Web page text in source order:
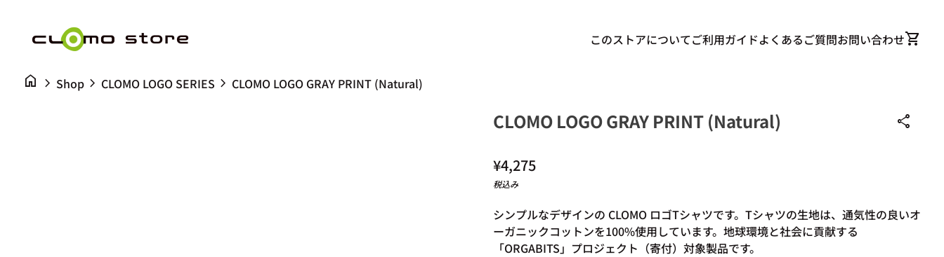
このストアについてご利用ガイドよくあるご質問お問い合わせカート
shopping_cart
home chevron_right Shop chevron_right CLOMO LOGO SERIES chevron_right CLOMO LOGO GRAY PRINT (Natural)
CLOMO LOGO GRAY PRINT (Natural) share
通常価格
¥4,275
税込み
シンプルなデザインの CLOMO ロゴTシャツです。Tシャツの生地は、通気性の良いオ
ーガニックコットンを100%使用しています。 地球環境と社会に貢献する
「ORGABITS」プロジェクト （寄付） 対象製品です。